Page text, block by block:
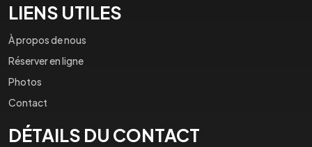
LIENS UTILES
À propos de nous
Réserver en ligne
Photos
Contact
DÉTAILS DU CONTACT